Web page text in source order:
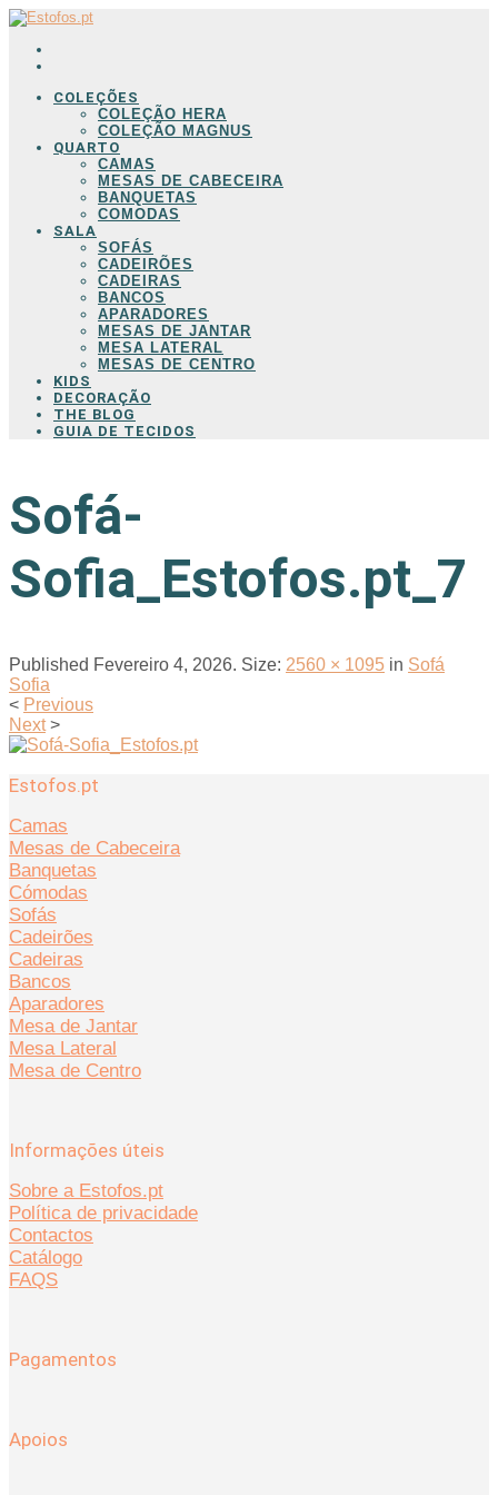
COLEÇÕES
COLEÇÃO HERA
COLEÇÃO MAGNUS
QUARTO
CAMAS
MESAS DE CABECEIRA
BANQUETAS
COMODAS
SALA
SOFÁS
CADEIRÕES
CADEIRAS
BANCOS
APARADORES
MESAS DE JANTAR
MESA LATERAL
MESAS DE CENTRO
KIDS
DECORAÇÃO
THE BLOG
GUIA DE TECIDOS
Sofá-
Sofia_Estofos.pt_7
Published Fevereiro 4, 2026. Size: 2560 × 1095 in Sofá
Sofia
< Previous
Next >
Estofos.pt
Camas
Mesas de Cabeceira
Banquetas
Cómodas
Sofás
Cadeirões
Cadeiras
Bancos
Aparadores
Mesa de Jantar
Mesa Lateral
Mesa de Centro
Informações úteis
Sobre a Estofos.pt
Política de privacidade
Contactos
Catálogo
FAQS
Pagamentos
Apoios